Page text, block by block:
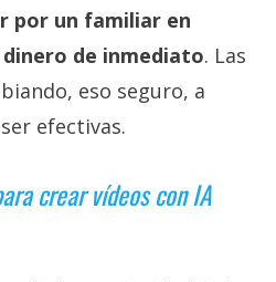
por un familiar en
de inmediato. Las
eso seguro, a
efectivas.
crear vídeos con IA